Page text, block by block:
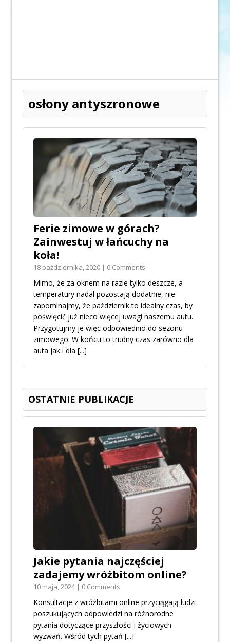
osłony antyszronowe
Ferie zimowe w górach?
Zainwestuj w łańcuchy na
koła!
18 października, 2020 | 0 Comments
Mimo, że za oknem na razie tylko deszcze, a
temperatury nadal pozostają dodatnie, nie
zapominajmy, że październik to idealny czas, by
poświęcić już nieco więcej uwagi naszemu autu.
Przygotujmy je więc odpowiednio do sezonu
zimowego. W końcu to trudny czas zarówno dla
auta jak i dla [...]
OSTATNIE PUBLIKACJE
Jakie pytania najczęściej
zadajemy wróżbitom online?
10 maja, 2024 | 0 Comments
Konsultacje z wróżbitami online przyciągają ludzi
poszukujących odpowiedzi na różnorodne
pytania dotyczące przyszłości i życiowych
wyzwań. Wśród tych pytań [...]